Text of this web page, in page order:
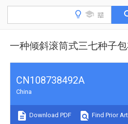
一种倾斜滚筒式三七种子
CN108738492A
China
Download PDF Find Prior Art